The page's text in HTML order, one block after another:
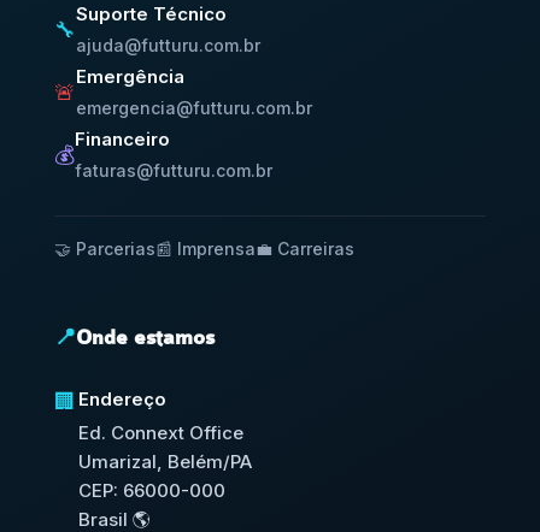
🔧
Suporte Técnico
ajuda@futturu.com.br
🚨
Emergência
emergencia@futturu.com.br
💰
Financeiro
faturas@futturu.com.br
🤝 Parcerias📰 Imprensa💼 Carreiras
📍Onde estamos
🏢 Endereço
Ed. Connext Office
Umarizal, Belém/PA
CEP: 66000-000
Brasil 🌎